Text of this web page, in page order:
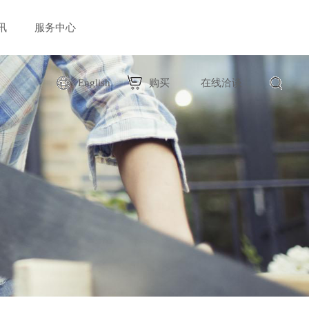
服务中心
English 购买 在线洽谈